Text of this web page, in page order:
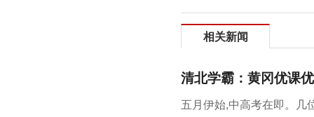
相关新闻
清北学霸：黄冈优课
五月伊始,中高考在即。几